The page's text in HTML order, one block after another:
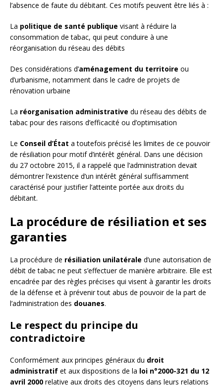
l’absence de faute du débitant. Ces motifs peuvent être liés à :
La politique de santé publique visant à réduire la
consommation de tabac, qui peut conduire à une
réorganisation du réseau des débits
Des considérations d’aménagement du territoire ou
d’urbanisme, notamment dans le cadre de projets de
rénovation urbaine
La réorganisation administrative du réseau des débits de
tabac pour des raisons d’efficacité ou d’optimisation
Le Conseil d’État a toutefois précisé les limites de ce pouvoir
de résiliation pour motif d’intérêt général. Dans une décision
du 27 octobre 2015, il a rappelé que l’administration devait
démontrer l’existence d’un intérêt général suffisamment
caractérisé pour justifier l’atteinte portée aux droits du
débitant.
La procédure de résiliation et ses
garanties
La procédure de résiliation unilatérale d’une autorisation de
débit de tabac ne peut s’effectuer de manière arbitraire. Elle est
encadrée par des règles précises qui visent à garantir les droits
de la défense et à prévenir tout abus de pouvoir de la part de
l’administration des douanes.
Le respect du principe du
contradictoire
Conformément aux principes généraux du droit
administratif et aux dispositions de la loi n°2000-321 du 12
avril 2000 relative aux droits des citoyens dans leurs relations